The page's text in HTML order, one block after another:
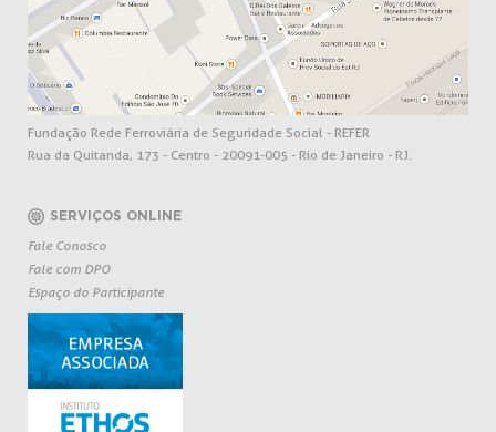
Fundação Rede Ferroviária de Seguridade Social - REFER
Rua da Quitanda, 173 - Centro - 20091-005 - Rio de Janeiro - RJ.
SERVIÇOS ONLINE
Fale Conosco
Fale com DPO
Espaço do Participante